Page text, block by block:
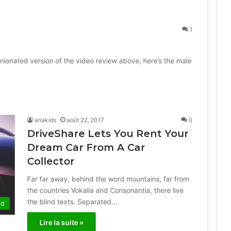
1
version of the video review above, here’s the male
anakids août 22, 2017 0
DriveShare Lets You Rent Your
Dream Car From A Car
Collector
Far far away, behind the word mountains, far from
the countries Vokalia and Consonantia, there live
the blind texts. Separated…
Lire la suite »